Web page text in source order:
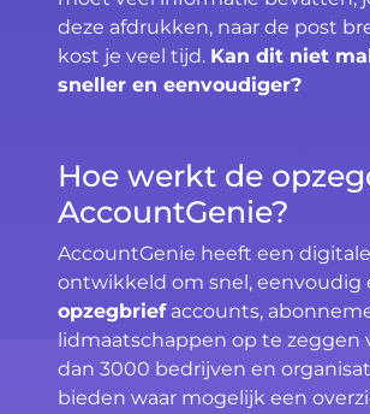
deze afdrukken, naar de post
kost je veel tijd. Kan dit niet
sneller en eenvoudiger?
Hoe werkt de
AccountGenie?
AccountGenie heeft een
ontwikkeld om snel, eenvoudig
opzegbriefaccounts,
lidmaatschappen op te zeggen
dan 3000 bedrijven en
bieden waar mogelijk een